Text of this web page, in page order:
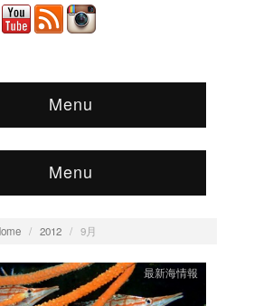
Menu
Menu
/ 2012 / 9月
最新海情報